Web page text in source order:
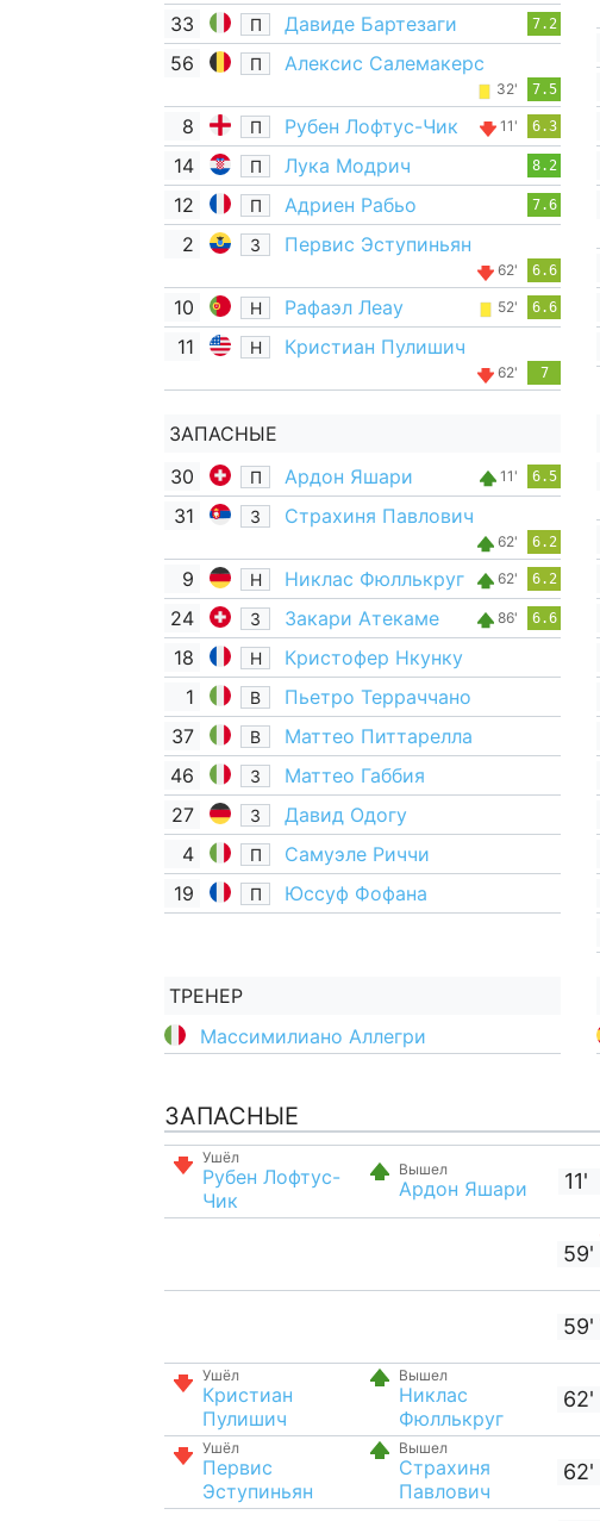
33 П Давиде Бартезаги 7.2
56 П Алексис Салемакерс
32' 7.5
8 П Рубен Лофтус-Чик 11' 6.3
14 П Лука Модрич 8.2
12 П Адриен Рабьо 7.6
2 З Первис Эступиньян
62' 6.6
10 Н Рафаэл Леау 52' 6.6
11 Н Кристиан Пулишич
62' 7
ЗАПАСНЫЕ
30
П Ардон Яшари 11' 6.5
31 З Страхиня Павлович
62' 6.2
9 Н Никлас Фюллькруг 62' 6.2
24 З Закари Атекаме 86' 6.6
18 Н
Кристофер Нкунку
1
В
Пьетро Терраччано
37
В
Маттео Питтарелла
46
З
Маттео Габбия
27
З
Давид Одогу
4
П
Самуэле Риччи
19
П Юссуф Фофана
ТРЕНЕР
Массимилиано Аллегри
ЗАПАСНЫЕ
Ушёл
Рубен Лофтус-
Чик
Вышел
Ардон Яшари 11'
59'
59'
Ушёл
Кристиан
Пулишич
Вышел
Никлас
Фюллькруг
62'
Ушёл
Первис
Эступиньян
Вышел
Страхиня
Павлович
62'